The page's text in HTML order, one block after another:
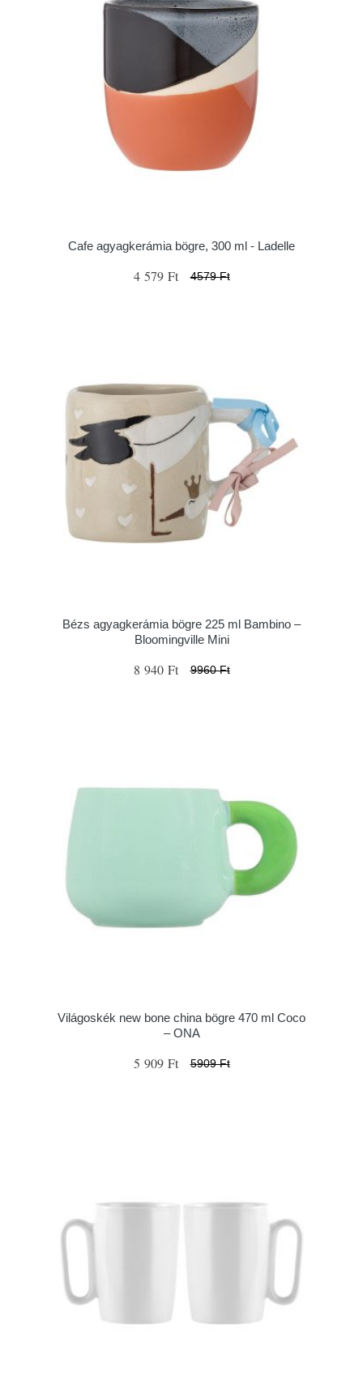
Cafe agyagkerámia bögre, 300 ml - Ladelle
4 579 Ft 4579 Ft
Bézs agyagkerámia bögre 225 ml Bambino –
Bloomingville Mini
8 940 Ft 9960 Ft
Világoskék new bone china bögre 470 ml Coco
– ONA
5 909 Ft 5909 Ft